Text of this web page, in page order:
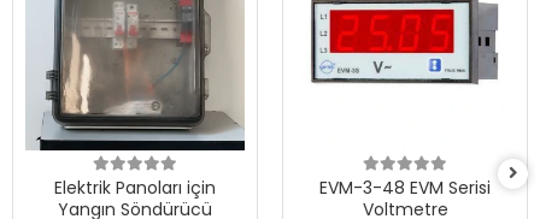
Elektrik Panoları için
Yangın Söndürücü
EVM-3-48 EVM Serisi
Voltmetre